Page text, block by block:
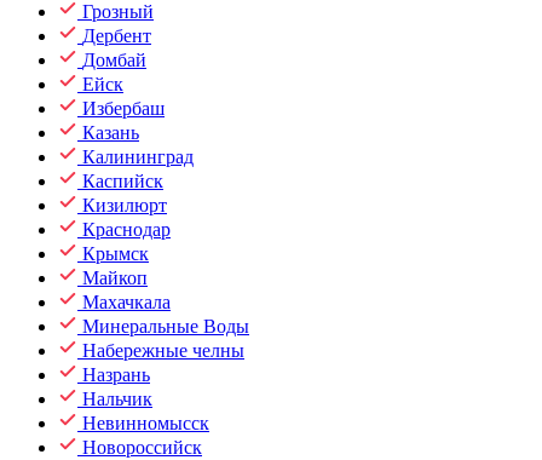
Грозный
Дербент
Домбай
Ейск
Избербаш
Казань
Калининград
Каспийск
Кизилюрт
Краснодар
Крымск
Майкоп
Махачкала
Минеральные Воды
Набережные челны
Назрань
Нальчик
Невинномысск
Новороссийск